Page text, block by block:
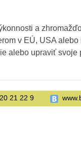
21 22 9
a
v EÚ, USA
alebo upraviť svoje